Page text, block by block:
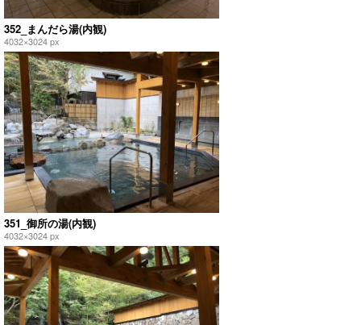
352_まんだら湯(内観)
4032×3024 px
351_御所の湯(内観)
4032×3024 px